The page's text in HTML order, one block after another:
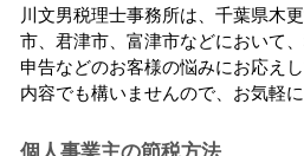
川文男税理士事務所は、千葉県木更
市、君津市、富津市などにおいて
申告などのお客様の悩みにお応え
内容でも構いませんので、お気軽に
個人事業主の節税方法